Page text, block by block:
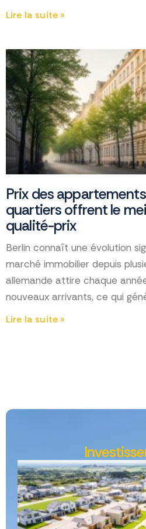
Lire la suite »
Prix des
quartiers offrent le
qualité-prix
Berlin connaît une évolution
marché immobilier depuis
allemande attire chaque
nouveaux arrivants, ce qui
Lire la suite »